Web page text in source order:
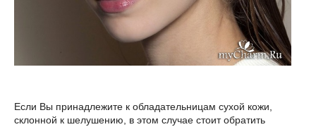
Если Вы принадлежите к обладательницам сухой кожи,
склонной к шелушению, в этом случае стоит обратить